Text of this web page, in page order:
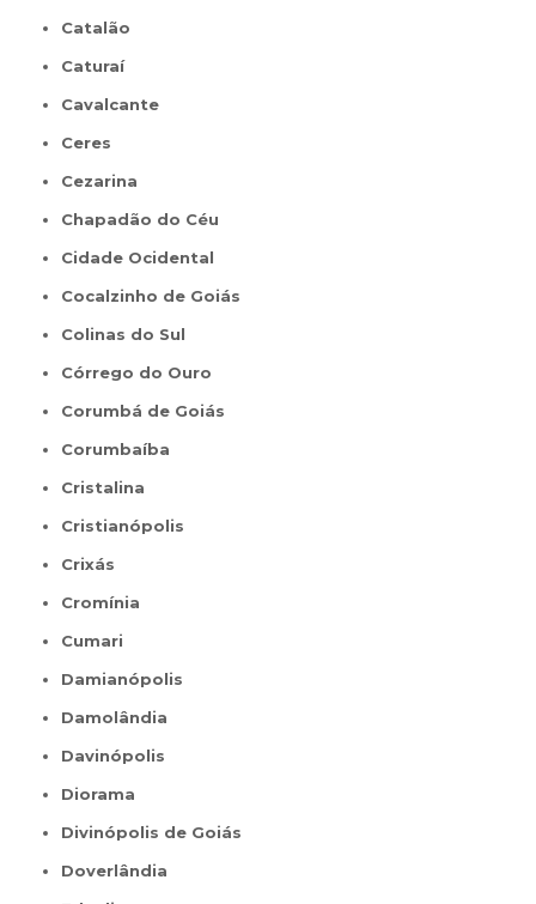
Catalão
Caturaí
Cavalcante
Ceres
Cezarina
Chapadão do Céu
Cidade Ocidental
Cocalzinho de Goiás
Colinas do Sul
Córrego do Ouro
Corumbá de Goiás
Corumbaíba
Cristalina
Cristianópolis
Crixás
Cromínia
Cumari
Damianópolis
Damolândia
Davinópolis
Diorama
Divinópolis de Goiás
Doverlândia